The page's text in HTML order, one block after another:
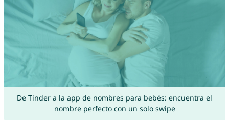
De Tinder a la app de nombres para bebés: encuentra el
nombre perfecto con un solo swipe